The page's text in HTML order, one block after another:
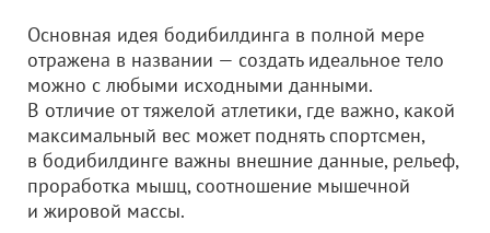
Основная идея бодибилдинга в полной мере
отражена в названии — создать идеальное тело
можно с любыми исходными данными.
В отличие от тяжелой атлетики, где важно, какой
максимальный вес может поднять спортсмен,
в бодибилдинге важны внешние данные, рельеф,
проработка мышц, соотношение мышечной
и жировой массы.